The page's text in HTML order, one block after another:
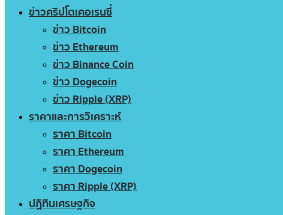
ข่าวคริปโตเคอเรนซี่
ข่าว Bitcoin
ข่าว Ethereum
ข่าว Binance Coin
ข่าว Dogecoin
ข่าว Ripple (XRP)
ราคาและการวิเคราะห์
ราคา Bitcoin
ราคา Ethereum
ราคา Dogecoin
ราคา Ripple (XRP)
ปฏิทินเศรษฐกิจ